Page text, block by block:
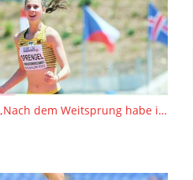
Sandrina Sprengel: „Nach dem Weitsprung habe ich mit dem Sieg geliebäugelt“ | Interview